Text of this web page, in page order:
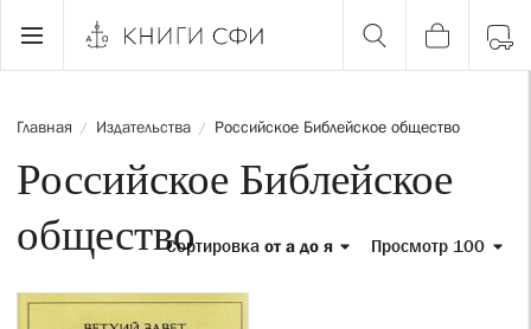
Главная / Издательства / Российское Библейское общество
Российское Библейское
общество
Просмотр 100
Сортировка от а до я